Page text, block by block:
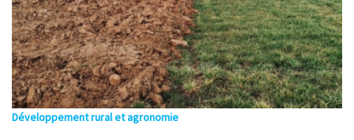
Développement rural et agronomie